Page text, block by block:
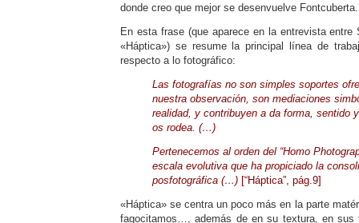
donde creo que mejor se desenvuelve Fontcuberta.
En esta frase (que aparece en la entrevista
«Háptica») se resume la principal línea de
respecto a lo fotográfico:
Las fotografías no son simples soportes
nuestra observación, son mediaciones
realidad, y contribuyen a da forma, sentido
os rodea. (…)
Pertenecemos al orden del “Homo
escala evolutiva que ha propiciado la
posfotográfica (…) [“Háptica”, pág.9]
«Háptica» se centra un poco más en la parte
fagocitamos…, además de en su textura, en sus